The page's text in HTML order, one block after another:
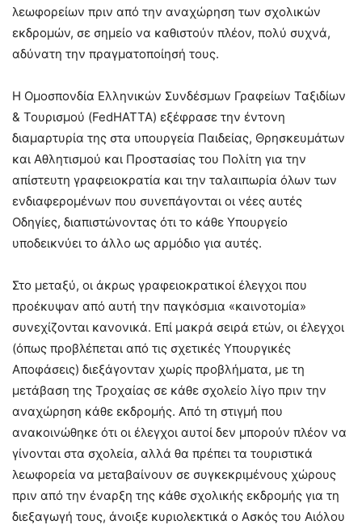
λεωφορείων πριν από την αναχώρηση των σχολικών
εκδρομών, σε σημείο να καθιστούν πλέον, πολύ συχνά,
αδύνατη την πραγματοποίησή τους.
Η Ομοσπονδία Ελληνικών Συνδέσμων Γραφείων Ταξιδίων
& Τουρισμού (FedHATTA) εξέφρασε την έντονη
διαμαρτυρία της στα υπουργεία Παιδείας, Θρησκευμάτων
και Αθλητισμού και Προστασίας του Πολίτη για την
απίστευτη γραφειοκρατία και την ταλαιπωρία όλων των
ενδιαφερομένων που συνεπάγονται οι νέες αυτές
Οδηγίες, διαπιστώνοντας ότι το κάθε Υπουργείο
υποδεικνύει το άλλο ως αρμόδιο για αυτές.
Στο μεταξύ, οι άκρως γραφειοκρατικοί έλεγχοι που
προέκυψαν από αυτή την παγκόσμια «καινοτομία»
συνεχίζονται κανονικά. Επί μακρά σειρά ετών, οι έλεγχοι
(όπως προβλέπεται από τις σχετικές Υπουργικές
Αποφάσεις) διεξάγονταν χωρίς προβλήματα, με τη
μετάβαση της Τροχαίας σε κάθε σχολείο λίγο πριν την
αναχώρηση κάθε εκδρομής. Από τη στιγμή που
ανακοινώθηκε ότι οι έλεγχοι αυτοί δεν μπορούν πλέον να
γίνονται στα σχολεία, αλλά θα πρέπει τα τουριστικά
λεωφορεία να μεταβαίνουν σε συγκεκριμένους χώρους
πριν από την έναρξη της κάθε σχολικής εκδρομής για τη
διεξαγωγή τους, άνοιξε κυριολεκτικά ο Ασκός του Αιόλου